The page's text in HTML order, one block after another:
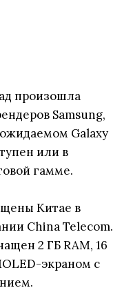
произошла
Samsung,
ожидаемом Galaxy
или в
гамме.
Китае в
China Telecom.
2 ГБ RAM, 16
экраном с